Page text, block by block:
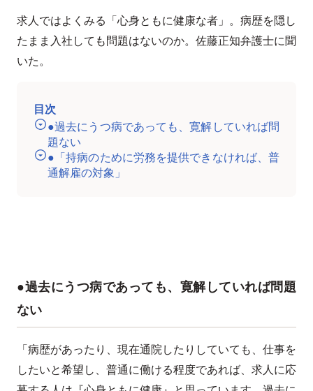
求人ではよくみる「心身ともに健康な者」。病歴を隠し
たまま入社しても問題はないのか。佐藤正知弁護士に聞
いた。
目次
●過去にうつ病であっても、寛解していれば問
題ない
●「持病のために労務を提供できなければ、普
通解雇の対象」
●過去にうつ病であっても、寛解していれば問題
ない
「病歴があったり、現在通院したりしていても、仕事を
したいと希望し、普通に働ける程度であれば、求人に応